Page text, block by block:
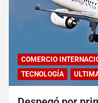
COMERCIO
TECNOLOGÍA